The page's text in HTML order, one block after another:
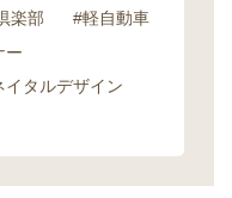
楽部
#軽自動車
ー
イタルデザイン